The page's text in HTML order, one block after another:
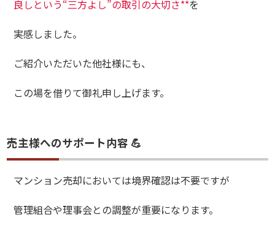
良しという“三方よし”の取引の大切さ**を
実感しました。
ご紹介いただいた他社様にも、
この場を借りて御礼申し上げます。
売主様へのサポート内容 💪
マンション売却においては境界確認は不要ですが
管理組合や理事会との調整が重要になります。